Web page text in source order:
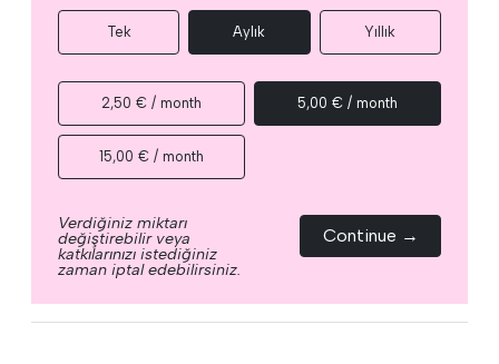
Tek Aylık Yıllık
2,50 € / month 5,00 € / month
15,00 € / month
Verdiğiniz miktarı
değiştirebilir veya
katkılarınızı istediğiniz
zaman iptal edebilirsiniz.
Continue →